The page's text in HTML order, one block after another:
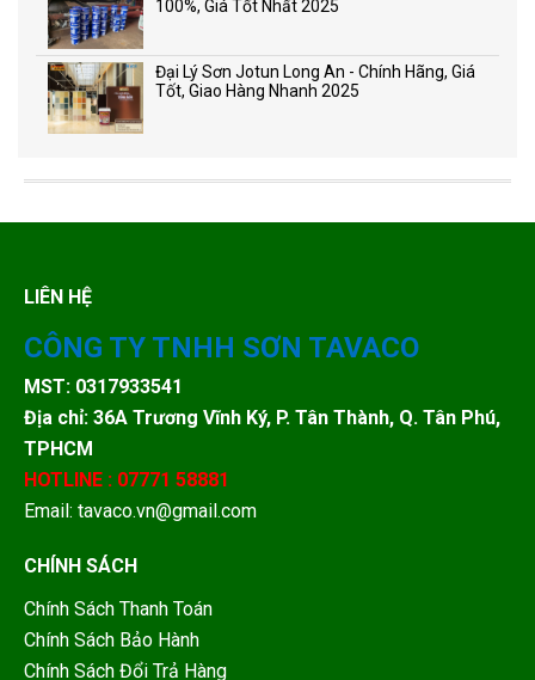
100%, Giá Tốt Nhất 2025
Đại Lý Sơn Jotun Long An - Chính Hãng, Giá
Tốt, Giao Hàng Nhanh 2025
LIÊN HỆ
CÔNG TY TNHH SƠN TAVACO
MST: 0317933541
Địa chỉ: 36A Trương Vĩnh Ký, P. Tân Thành, Q. Tân Phú,
TPHCM
HOTLINE : 07771 58881
Email: tavaco.vn@gmail.com
CHÍNH SÁCH
Chính Sách Thanh Toán
Chính Sách Bảo Hành
Chính Sách Đổi Trả Hàng